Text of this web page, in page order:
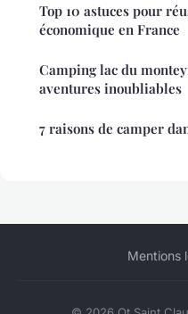
Top 10 astuces pour
économique en France
Camping lac du
aventures inoubliables
7 raisons de camper
Mentions